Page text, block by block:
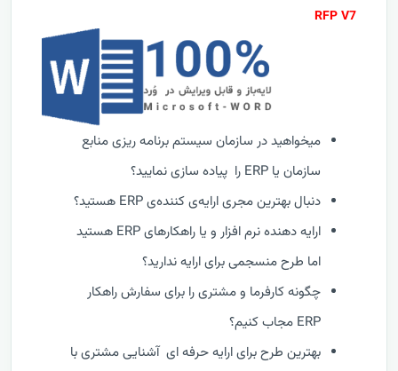
RFP V7
میخواهید در سازمان سیستم برنامه ریزی منابع
سازمان یا ERP را پیاده سازی نمایید؟
دنبال بهترین مجری ارایه‌ی کننده‌ی ERP هستید؟
ارایه دهنده نرم افزار و یا راهکارهای ERP هستید
اما طرح منسجمی برای ارایه ندارید؟
چگونه کارفرما و مشتری را برای سفارش راهکار
ERP مجاب کنیم؟
بهترین طرح برای ارایه حرفه ای آشنایی مشتری با